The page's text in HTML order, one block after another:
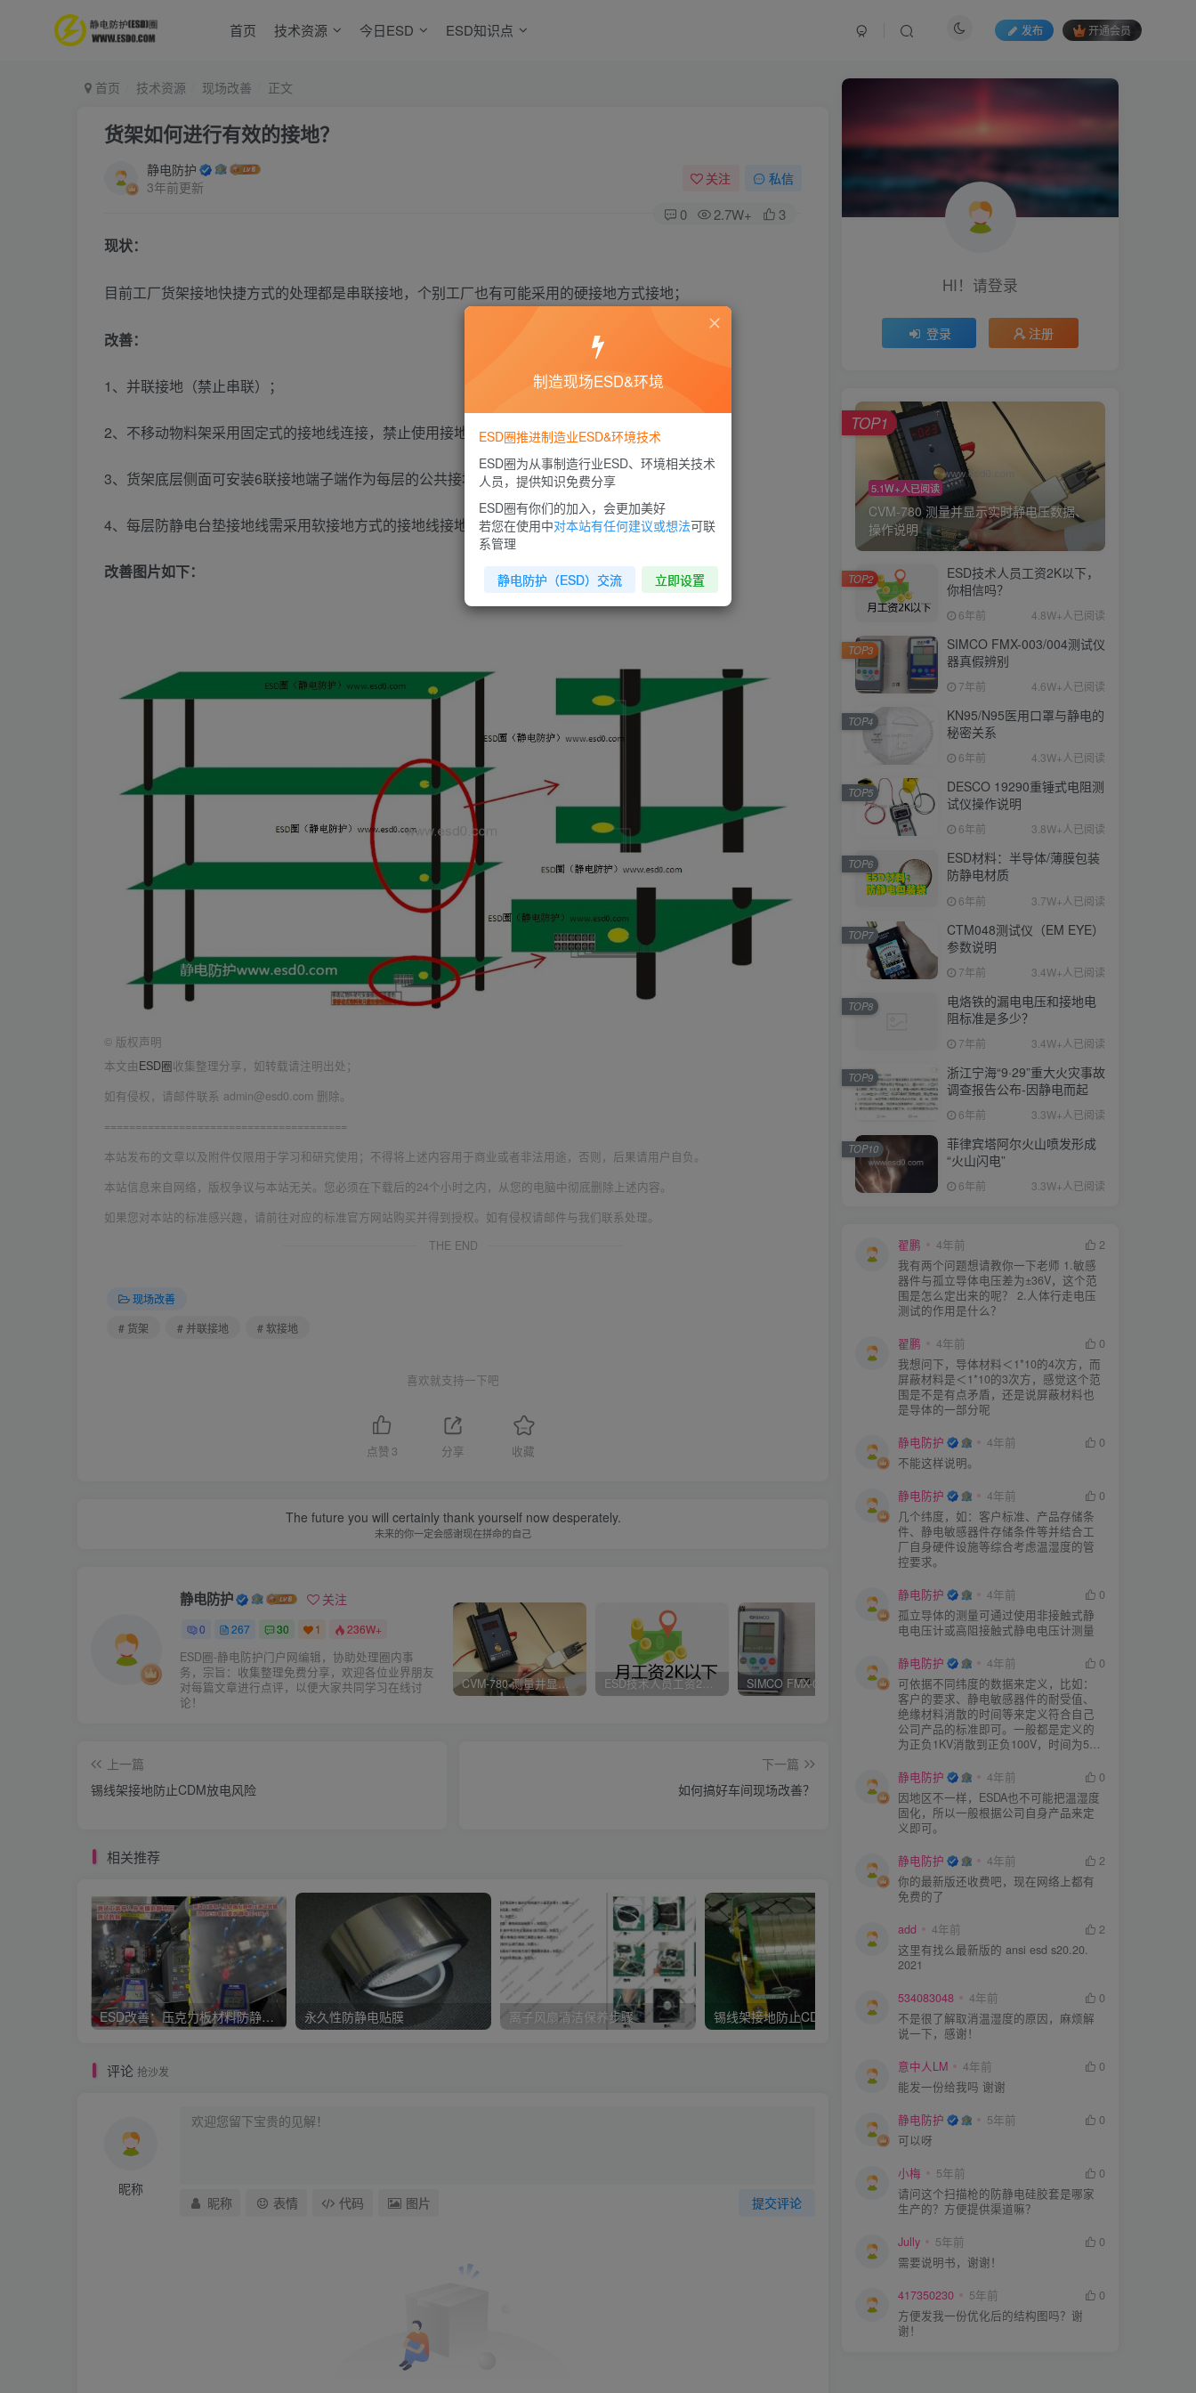
首页 技术资源 今日ESD ESD知识点 发布 开通会员
首页 技术资源 现场改善 正文
货架如何进行有效的接地？
静电防护
3年前更新
关注 私信
0 2.7W+ 3
现状：
目前工厂货架接地快捷方式的处理都是串联接地，个别工厂也有可能采用的硬接地方式接地；
改善：
1、并联接地（禁止串联）；
2、不移动物料架采用固定式的接地线连接，禁止使用接地球，不移动的方式间接接地不可靠；
3、货架底层侧面可安装6联接地端子端作为每层的公共接地点；
4、每层防静电台垫接地线需采用软接地方式的接地线接地；
改善图片如下：
© 版权声明
本文由ESD圈收集整理分享，如转载请注明出处；
如有侵权，请邮件联系 admin@esd0.com 删除。
=======================================
本站发布的文章以及附件仅限用于学习和研究使用；不得将上述内容用于商业或者非法用途，否则，后果请用户自负。
本站信息来自网络，版权争议与本站无关。您必须在下载后的24个小时之内，从您的电脑中彻底删除上述内容。
如果您对本站的标准感兴趣，请前往对应的标准官方网站购买并得到授权。如有侵权请邮件与我们联系处理。
THE END
现场改善
# 货架
# 并联接地 # 软接地
喜欢就支持一下吧
点赞 3 分享 收藏
The future you will certainly thank yourself now desperately.
未来的你一定会感谢现在拼命的自己
静电防护 关注
0 267 30 1 236W+
ESD圈-静电防护门户网编辑，协助处理圈内事
务，宗旨：收集整理免费分享，欢迎各位业界朋友
对每篇文章进行点评，以便大家共同学习在线讨
论！
CVM-780 测量并显示实时静电压数据、操作说明 ESD技术人员工资2K以下，你相信吗？ KN95/N95医用口罩与静电的秘密关系
上一篇
锡线架接地防止CDM放电风险
下一篇
如何搞好车间现场改善？
相关推荐
ESD改善：压克力板材料防静电的改善-BPLU防静电材料 永久性防静电贴膜 离子风扇清洁保养步骤 锡线架接地防止CDM放电风险 货架如何进行有效的接地？
评论 抢沙发
昵称
提交评论
昵称 表情 代码 图片
HI！请登录
登录 注册
5.1W+人已阅读
CVM-780 测量并显示实时静电压数据、
操作说明
TOP1
ESD技术人员工资2K以下，
你相信吗？
6年前 4.8W+人已阅读
TOP2
SIMCO FMX-003/004测试仪
器真假辨别
7年前 4.6W+人已阅读
TOP3
KN95/N95医用口罩与静电的
秘密关系
6年前 4.3W+人已阅读
TOP4
DESCO 19290重锤式电阻测
试仪操作说明
6年前 3.8W+人已阅读
TOP5
ESD材料：半导体/薄膜包装
防静电材质
6年前 3.7W+人已阅读
TOP6
CTM048测试仪（EM EYE）
参数说明
7年前 3.4W+人已阅读
TOP7
电烙铁的漏电电压和接地电
阻标准是多少？
7年前 3.4W+人已阅读
TOP8
浙江宁海“9·29”重大火灾事故
调查报告公布-因静电而起
6年前 3.3W+人已阅读
TOP9
菲律宾塔阿尔火山喷发形成
“火山闪电”
6年前 3.3W+人已阅读
TOP10
翟鹏 4年前
2
我有两个问题想请教你一下老师 1.敏感
器件与孤立导体电压差为±36V，这个范
围是怎么定出来的呢？ 2.人体行走电压
测试的作用是什么？
翟鹏 4年前
0
我想问下，导体材料＜1*10的4次方，而
屏蔽材料是＜1*10的3次方，感觉这个范
围是不是有点矛盾，还是说屏蔽材料也
是导体的一部分呢
静电防护 4年前
0
不能这样说明。
静电防护 4年前
0
几个纬度，如：客户标准、产品存储条
件、静电敏感器件存储条件等并结合工
厂自身硬件设施等综合考虑温湿度的管
控要求。
静电防护 4年前
0
孤立导体的测量可通过使用非接触式静
电电压计或高阻接触式静电电压计测量
静电防护 4年前
0
可依据不同纬度的数据来定义，比如：
客户的要求、静电敏感器件的耐受值、
绝缘材料消散的时间等来定义符合自己
公司产品的标准即可。一般都是定义的
为正负1KV消散到正负100V，时间为5S
静电防护
4年前
0
因地区不一样，ESDA也不可能把温湿度
固化，所以一般根据公司自身产品来定
义即可。
静电防护 4年前
2
你的最新版还收费吧，现在网络上都有
免费的了
add 4年前
2
这里有找么最新版的 ansi esd s20.20.
2021
534083048 4年前
0
不是很了解取消温湿度的原因，麻烦解
说一下，感谢！
意中人LM 4年前
0
能发一份给我吗 谢谢
静电防护 5年前
0
可以呀
小梅 5年前
0
请问这个扫描枪的防静电硅胶套是哪家
生产的？方便提供渠道嘛？
Jully 5年前
0
需要说明书，谢谢！
417350230 5年前
0
方便发我一份优化后的结构图吗？谢
谢！
制造现场ESD&环境
ESD圈推进制造业ESD&环境技术
ESD圈为从事制造行业ESD、环境相关技术
人员，提供知识免费分享
ESD圈有你们的加入，会更加美好
若您在使用中对本站有任何建议或想法可联
系管理
静电防护（ESD）交流 立即设置